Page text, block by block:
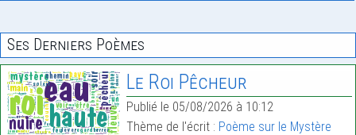
Ses Derniers Poèmes
Le Roi Pêcheur
Publié le 05/08/2026 à 10:12
Thème de l'écrit : Poème sur le Mystère